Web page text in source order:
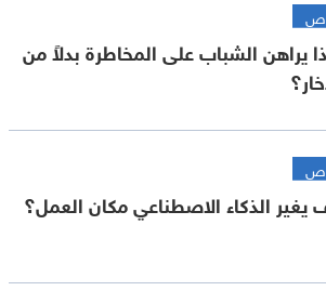
يراهن الشباب على المخاطرة بدلاً من
يغير الذكاء الاصطناعي مكان العمل؟